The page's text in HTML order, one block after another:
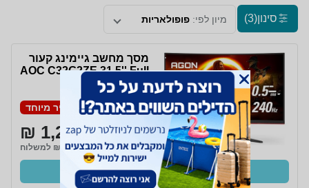
סינון(3) מיון לפי: פופולאריות
מסך מחשב גיימינג קעור
AOC C32G2ZE 31.5'' Full
HD
מחיר מיוחד
1,217 ₪
₪15 למשלוח
קנו עכשיו